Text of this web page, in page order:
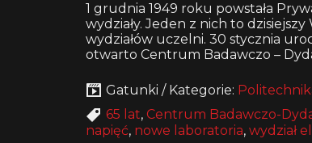
1 grudnia 1949 roku powstała
wydziały. Jeden z nich to
wydziałów uczelni. 30 stycznia
otwarto Centrum Badawczo –
Gatunki / Kategorie:
65 lat, Centrum Badawczo-
napięć, nowe laboratoria, wydział